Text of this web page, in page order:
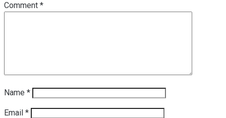
Comment *
Name *
Email *